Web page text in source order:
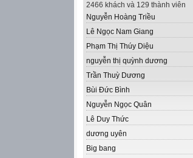
2466 khách và 129 thành viên
Nguyễn Hoàng Triều
Lê Ngọc Nam Giang
Phạm Thị Thúy Diệu
nguyễn thị quỳnh dương
Trần Thuỳ Dương
Bùi Đức Bình
Nguyễn Ngọc Quân
Lê Duy Thức
dương uyên
Big bang